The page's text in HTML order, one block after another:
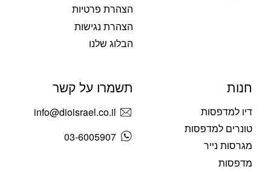
הצהרת פרטיות
הצהרת נגישות
הבלוג שלנו
חנות
דיו למדפסות
טונרים למדפסות
מגרסות נייר
מדפסות
תשמרו על קשר
info@dioisrael.co.il
03-6005907